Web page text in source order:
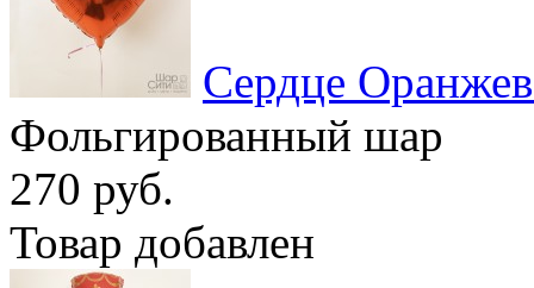
Сердце
Фольгированный шар
270 руб.
Товар добавлен